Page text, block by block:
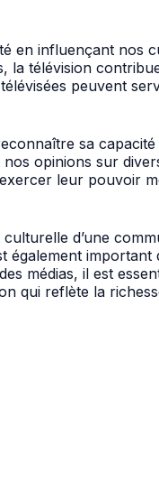
influençant nos
la télévision
peuvent
sa
opinions sur
leur pouvoir
d’une
médias, il est
qui reflète la